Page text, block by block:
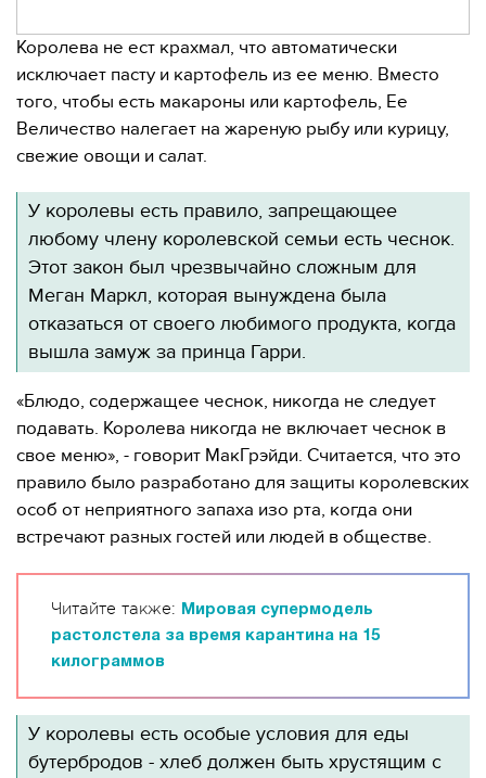
Королева не ест крахмал, что автоматически
исключает пасту и картофель из ее меню. Вместо
того, чтобы есть макароны или картофель, Ее
Величество налегает на жареную рыбу или курицу,
свежие овощи и салат.
У королевы есть правило, запрещающее
любому члену королевской семьи есть чеснок.
Этот закон был чрезвычайно сложным для
Меган Маркл, которая вынуждена была
отказаться от своего любимого продукта, когда
вышла замуж за принца Гарри.
«Блюдо, содержащее чеснок, никогда не следует
подавать. Королева никогда не включает чеснок в
свое меню», - говорит МакГрэйди. Считается, что это
правило было разработано для защиты королевских
особ от неприятного запаха изо рта, когда они
встречают разных гостей или людей в обществе.
Читайте также:
Мировая супермодель
растолстела за время карантина на 15
килограммов
У королевы есть особые условия для еды
бутербродов - хлеб должен быть хрустящим с